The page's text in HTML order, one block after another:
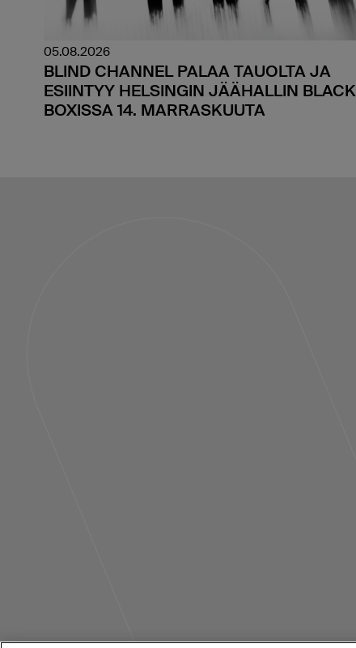
05.08.2026
BLIND CHANNEL PALAA TAUOLTA JA
ESIINTYY HELSINGIN JÄÄHALLIN BLACK
BOXISSA 14. MARRASKUUTA